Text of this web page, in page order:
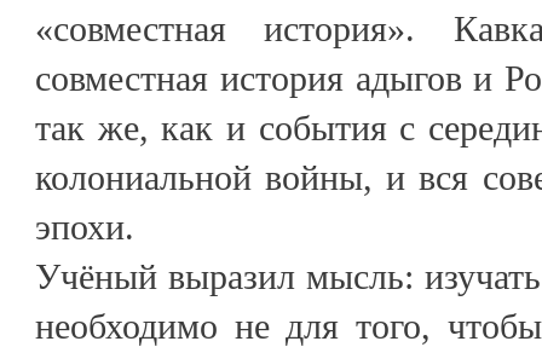
«совместная история».
совместная история адыгов и
так же, как и события с
колониальной войны, и вся
эпохи.
Учёный выразил мысль:
необходимо не для того,